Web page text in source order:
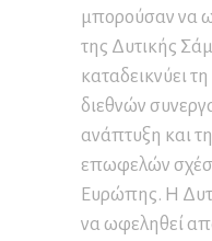
μπορούσαν να
της Δυτικής
καταδεικνύει
διεθνών
ανάπτυξη και
επωφελών
Ευρώπης. Η
να ωφεληθεί